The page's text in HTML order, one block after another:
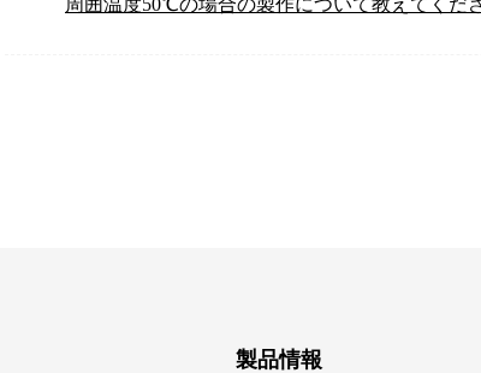
周囲温度50℃の場合の製作について教えてくだ
製品情報